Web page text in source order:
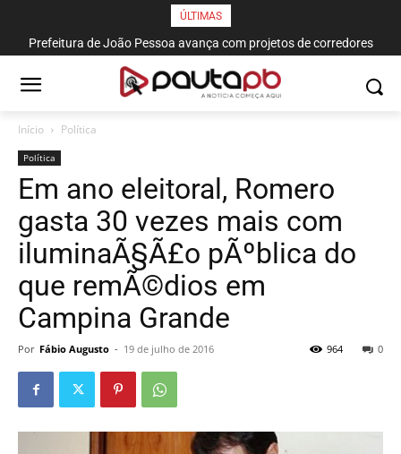
ÚLTIMAS
Prefeitura de João Pessoa avança com projetos de corredores
viários para sistema de veículos rápidos
Início Política
Política
Em ano eleitoral, Romero
gasta 30 vezes mais com
iluminaÃ§Ã£o pÃºblica do
que remÃ©dios em
Campina Grande
Por Fábio Augusto - 19 de julho de 2016 0
964